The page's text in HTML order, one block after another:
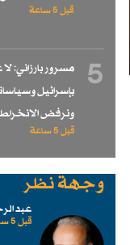
قبل 5 ساعة
5
مسرور بارزاني:
بإسرائيل
ونرفض
قبل 5 ساعة
وجهة نظر
عبد
قبل 5 ساعة